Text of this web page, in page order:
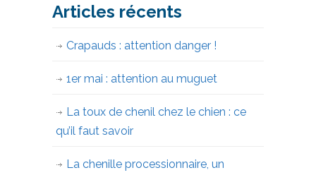
Articles récents
Crapauds : attention danger !
1er mai : attention au muguet
La toux de chenil chez le chien : ce
qu’il faut savoir
La chenille processionnaire, un